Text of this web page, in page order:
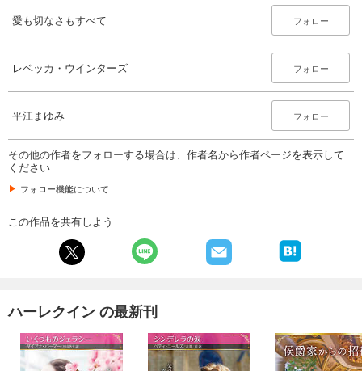
愛も切なさもすべて フォロー
レベッカ・ウインターズ フォロー
平江まゆみ フォロー
その他の作者をフォローする場合は、作者名から作者ページを表示して
ください
フォロー機能について
この作品を共有しよう
ハーレクイン の最新刊